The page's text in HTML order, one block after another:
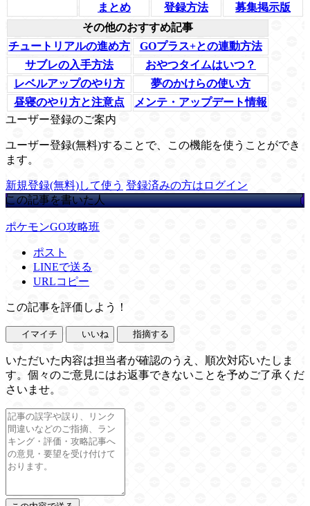
まとめ
登録方法
募集掲示版
その他のおすすめ記事
チュートリアルの進め方
GOプラス+との連動方法
サブレの入手方法
おやつタイムはいつ？
レベルアップのやり方
夢のかけらの使い方
昼寝のやり方と注意点
メンテ・アップデート情報
ユーザー登録のご案内
ユーザー登録(無料)することで、この機能を使うことができ
ます。
新規登録(無料)して使う 登録済みの方はログイン
この記事を書いた人
ポケモンGO攻略班
ポスト
LINEで送る
URLコピー
この記事を評価しよう！
イマイチ いいね 指摘する
いただいた内容は担当者が確認のうえ、順次対応いたしま
す。個々のご意見にはお返事できないことを予めご了承くだ
さいませ。